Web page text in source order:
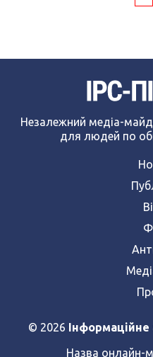
Незалежний медіа-
для людей по
© 2026 Інформаційне
Назва онлайн-